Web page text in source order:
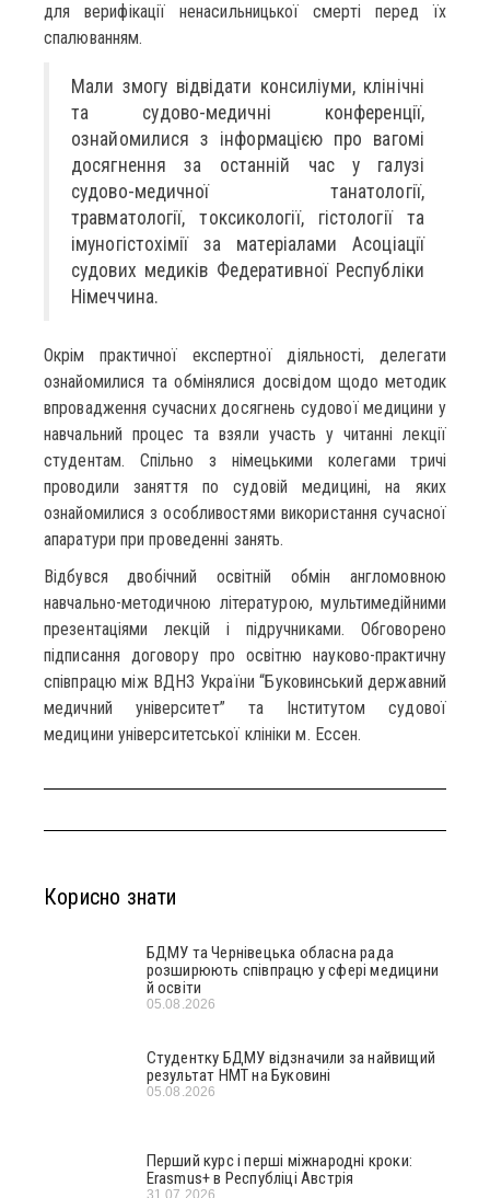
для верифікації ненасильницької смерті перед їх
спалюванням.
Мали змогу відвідати консиліуми, клінічні
та судово-медичні конференції,
ознайомилися з інформацією про вагомі
досягнення за останній час у галузі
судово-медичної танатології,
травматології, токсикології, гістології та
імуногістохімії за матеріалами Асоціації
судових медиків Федеративної Республіки
Німеччина.
Окрім практичної експертної діяльності, делегати
ознайомилися та обмінялися досвідом щодо методик
впровадження сучасних досягнень судової медицини у
навчальний процес та взяли участь у читанні лекції
студентам. Спільно з німецькими колегами тричі
проводили заняття по судовій медицині, на яких
ознайомилися з особливостями використання сучасної
апаратури при проведенні занять.
Відбувся двобічний освітній обмін англомовною
навчально-методичною літературою, мультимедійними
презентаціями лекцій і підручниками. Обговорено
підписання договору про освітню науково-практичну
співпрацю між ВДНЗ України “Буковинський державний
медичний університет” та Інститутом судової
медицини університетської клініки м. Ессен.
Корисно знати
БДМУ та Чернівецька обласна рада
розширюють співпрацю у сфері медицини
й освіти
05.08.2026
Студентку БДМУ відзначили за найвищий
результат НМТ на Буковині
05.08.2026
Перший курс і перші міжнародні кроки:
Erasmus+ в Республіці Австрія
31.07.2026